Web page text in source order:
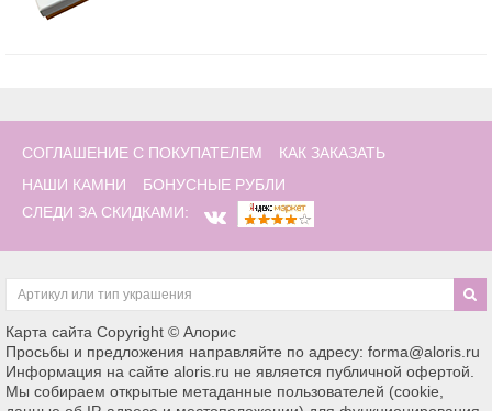
СОГЛАШЕНИЕ С ПОКУПАТЕЛЕМ
КАК ЗАКАЗАТЬ
НАШИ КАМНИ
БОНУСНЫЕ РУБЛИ
СЛЕДИ ЗА СКИДКАМИ:
Карта сайта Copyright © Алорис
Просьбы и предложения направляйте по адресу: forma@aloris.ru
Информация на сайте aloris.ru не является публичной офертой.
Мы собираем открытые метаданные пользователей (cookie,